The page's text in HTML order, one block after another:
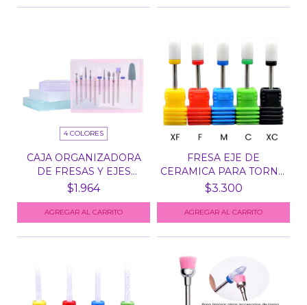
4 COLORES
CAJA ORGANIZADORA
DE FRESAS Y EJES
PARA...
$1.964
AGREGAR AL CARRITO
FRESA EJE DE
CERAMICA PARA TORNO
N° 2 -...
$3.300
AGREGAR AL CARRITO